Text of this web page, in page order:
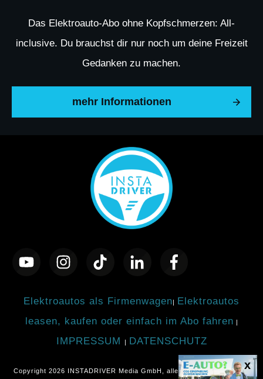
Das Elektroauto-Abo ohne Kopfschmerzen: All-
inclusive. Du brauchst dir nur noch um deine Freizeit
Gedanken zu machen.
mehr Informationen
Elektroautos als Firmenwagen| Elektroautos
leasen, kaufen oder einfach im Abo fahren |
IMPRESSUM | DATENSCHUTZ
Copyright 2026 INSTADRIVER Media GmbH , alle Rechte vorbehalten.